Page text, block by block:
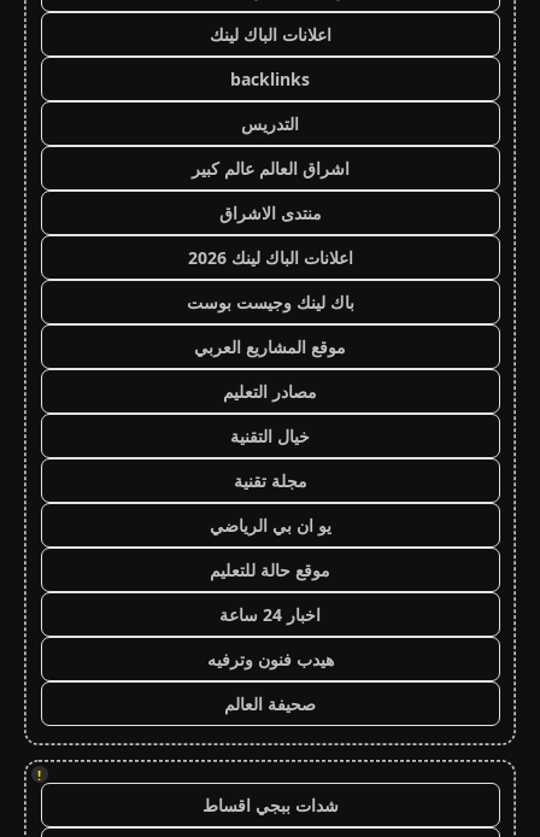
اعلانات الباك لينك
backlinks
التدريس
اشراق العالم عالم كبير
منتدى الاشراق
اعلانات الباك لينك 2026
باك لينك وجيست بوست
موقع المشاريع العربي
مصادر التعليم
خيال التقنية
مجلة تقنية
يو ان بي الرياضي
موقع حالة للتعليم
اخبار 24 ساعة
هيدب فنون وترفيه
صحيفة العالم
!
شدات ببجي اقساط